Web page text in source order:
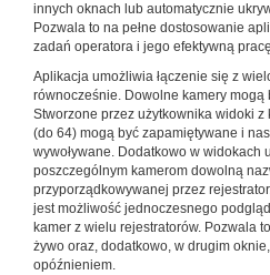
innych oknach lub automatycznie
Pozwala to na pełne dostosowanie
zadań operatora i jego efektywną
Aplikacja umożliwia łączenie się z
równocześnie. Dowolne kamery
Stworzone przez użytkownika widoki
(do 64) mogą być zapamiętywane i
wywoływane. Dodatkowo w widokach
poszczególnym kamerom dowolną
przyporządkowywanej przez
jest możliwość jednoczesnego
kamer z wielu rejestratorów. Pozwala
żywo oraz, dodatkowo, w drugim
opóźnieniem.